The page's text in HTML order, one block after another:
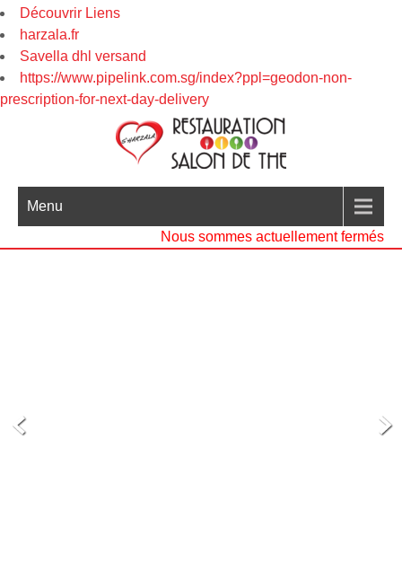
Découvrir Liens
harzala.fr
Savella dhl versand
https://www.pipelink.com.sg/index?ppl=geodon-non-
prescription-for-next-day-delivery
Menu
Nous sommes actuellement fermés